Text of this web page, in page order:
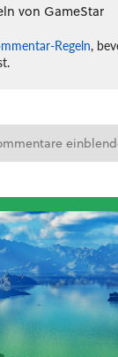
von GameStar
Regeln,